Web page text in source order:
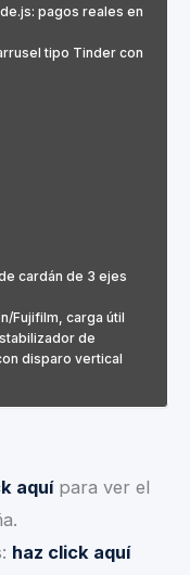
pagos reales en
tipo Tinder con
cardán de 3 ejes
Fujifilm, carga útil
de
disparo vertical
aquípara ver el
haz click aquí